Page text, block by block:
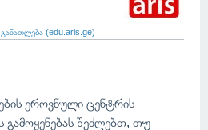
(edu.aris.ge)
ეროვნული ცენტრის
გამოყენებას შეძლებთ, თუ